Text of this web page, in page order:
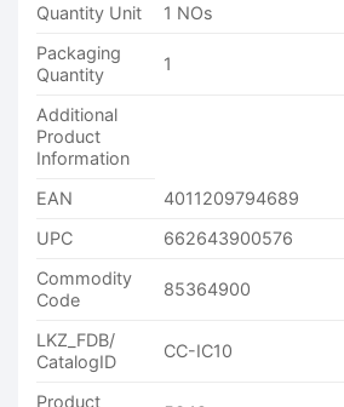
Quantity Unit
1 NOs
Packaging
Quantity
1
Additional
Product
Information
EAN
4011209794689
UPC
662643900576
Commodity
Code
85364900
LKZ_FDB/
CatalogID
CC-IC10
Product